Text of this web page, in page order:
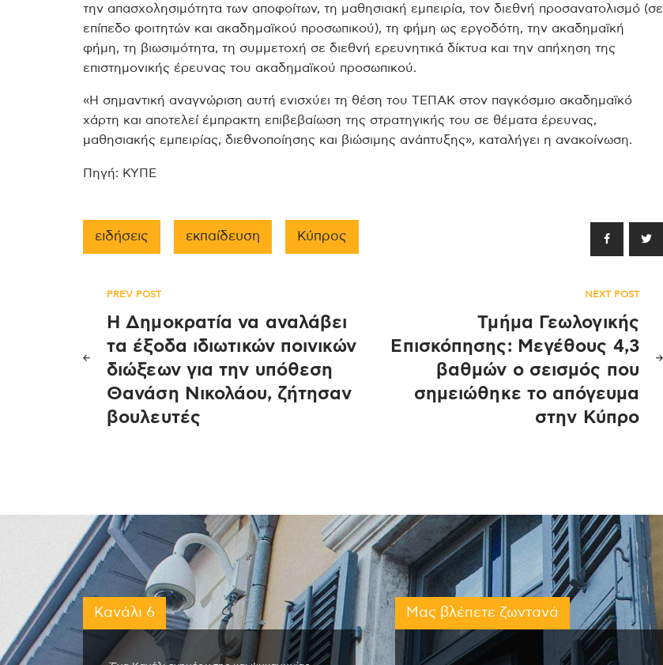
την απασχολησιμότητα των αποφοίτων, τη μαθησιακή εμπειρία, τον διεθνή προσανατολισμό (σε
επίπεδο φοιτητών και ακαδημαϊκού προσωπικού), τη φήμη ως εργοδότη, την ακαδημαϊκή
φήμη, τη βιωσιμότητα, τη συμμετοχή σε διεθνή ερευνητικά δίκτυα και την απήχηση της
επιστημονικής έρευνας του ακαδημαϊκού προσωπικού.
«Η σημαντική αναγνώριση αυτή ενισχύει τη θέση του ΤΕΠΑΚ στον παγκόσμιο ακαδημαϊκό
χάρτη και αποτελεί έμπρακτη επιβεβαίωση της στρατηγικής του σε θέματα έρευνας,
μαθησιακής εμπειρίας, διεθνοποίησης και βιώσιμης ανάπτυξης», καταλήγει η ανακοίνωση.
Πηγή: ΚΥΠΕ
ειδήσεις εκπαίδευση Κύπρος
Πλοήγηση
άρθρων
PREV POST
Η Δημοκρατία να αναλάβει
τα έξοδα ιδιωτικών ποινικών
διώξεων για την υπόθεση
Θανάση Νικολάου, ζήτησαν
βουλευτές
NEXT POST
Τμήμα Γεωλογικής
Επισκόπησης: Μεγέθους 4,3
βαθμών ο σεισμός που
σημειώθηκε το απόγευμα
στην Κύπρο
Κανάλι 6 Μας βλέπετε ζωντανά